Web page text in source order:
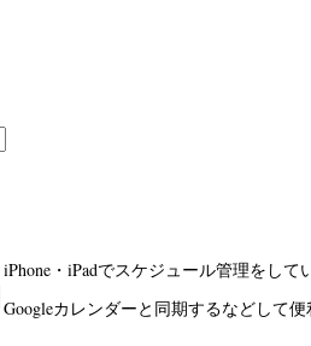
iPhone・iPadでスケジュール管理をして
Googleカレンダーと同期するなどして